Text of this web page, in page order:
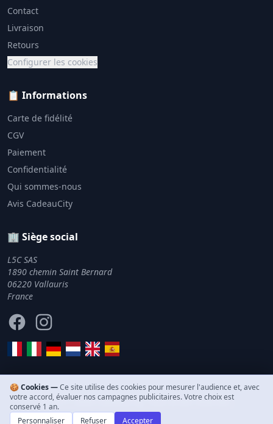
Contact
Livraison
Retours
Configurer les cookies
📋 Informations
Carte de fidélité
CGV
Paiement
Confidentialité
Qui sommes-nous
Avis CadeauCity
🏢 Siège social
L5C SAS
1890 chemin Saint Bernard
06220 Vallauris
France
FacebookInstagram
© 2011–2026 CadeauCity. Tous droits réservés.
🍪 Cookies —Ce site utilise des cookies pour mesurer l'audience et, avec
votre accord, évaluer nos campagnes publicitaires. Votre choix est
conservé 1 an.
Personnaliser
Refuser Accepter